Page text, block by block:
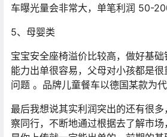
车曝光量会非常大，单笔利润 50-
5、母婴类
宝宝安全座椅溢价比较高，做好基
能力出单很容易，父母对小孩都是
问题 。品牌儿童餐车以德国某款为
最后我想说其实利润突出的还有很
察同行，不断地通过根据去了解市